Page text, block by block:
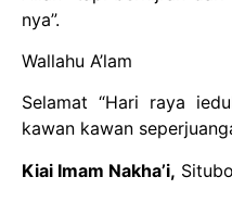
nya”.
Wallahu A’lam
Selamat “Hari raya
kawan kawan
Kiai Imam Nakha’i,